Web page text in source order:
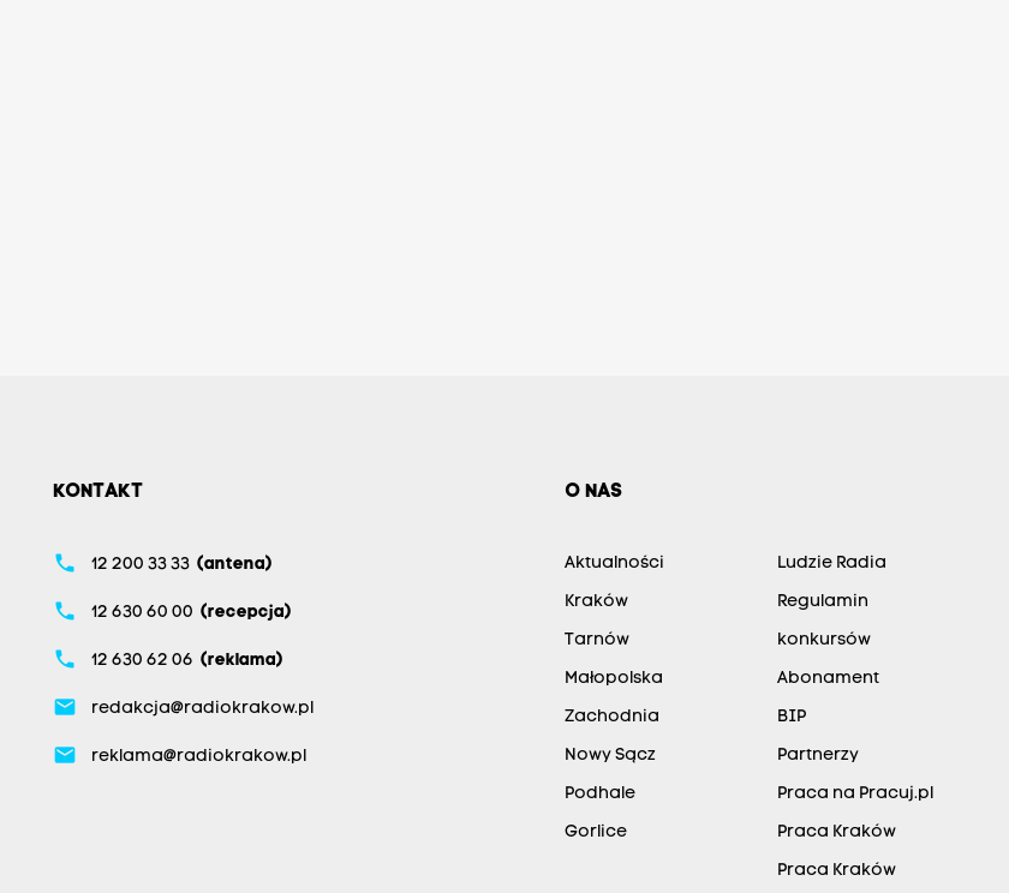
KONTAKT
phone 12 200 33 33 (antena)
phone 12 630 60 00 (recepcja)
phone 12 630 62 06 (reklama)
email redakcja@radiokrakow.pl
email reklama@radiokrakow.pl
O NAS
Aktualności
Kraków
Tarnów
Małopolska
Zachodnia
Nowy Sącz
Podhale
Gorlice
Ludzie Radia
Regulamin
konkursów
Abonament
BIP
Partnerzy
Praca na Pracuj.pl
Praca Kraków
Praca Kraków